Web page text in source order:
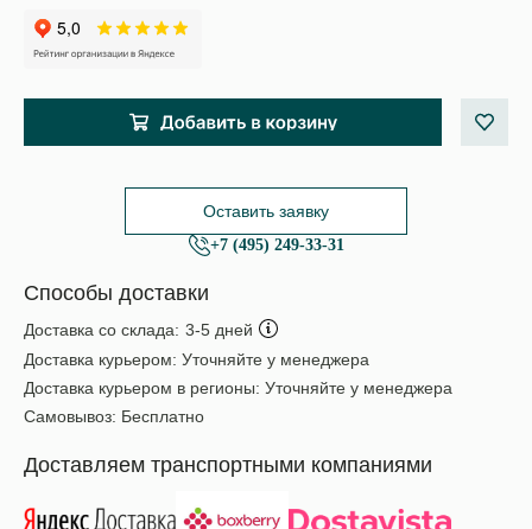
Оставить заявку
+7 (495) 249-33-31
Способы доставки
Доставка со склада: 3-5 дней
Доставка курьером: Уточняйте у менеджера
Доставка курьером в регионы: Уточняйте у менеджера
Самовывоз: Бесплатно
Доставляем транспортными компаниями